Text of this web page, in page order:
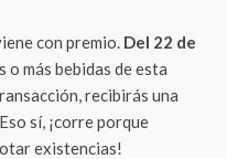
con premio. Del 22 de
o más bebidas de esta
recibirás una
sí, ¡corre porque
existencias!